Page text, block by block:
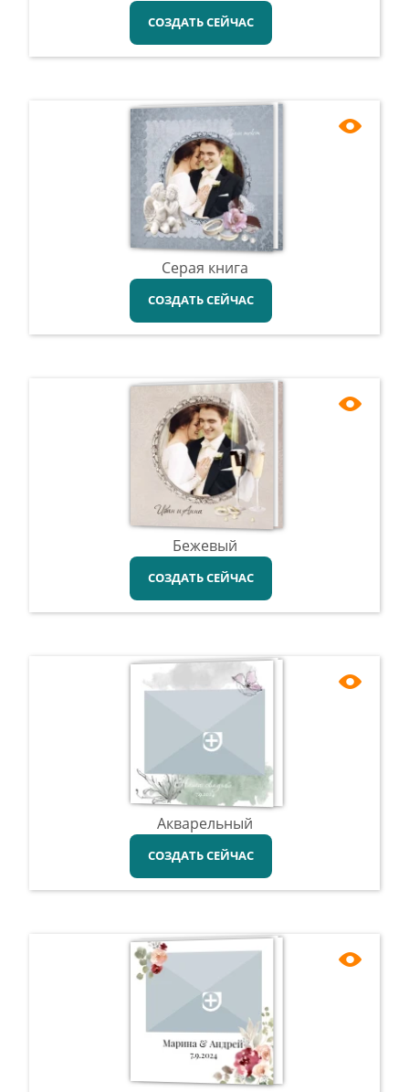
СОЗДАТЬ СЕЙЧАС
Серая книга
СОЗДАТЬ СЕЙЧАС
Бежевый
СОЗДАТЬ СЕЙЧАС
Акварельный
СОЗДАТЬ СЕЙЧАС